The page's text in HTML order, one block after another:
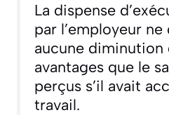
La dispense
par l’employeur
aucune diminution
avantages que le
perçus s’il avait
travail.